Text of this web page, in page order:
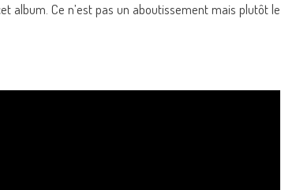
Ce n’est pas un aboutissement mais plutôt le